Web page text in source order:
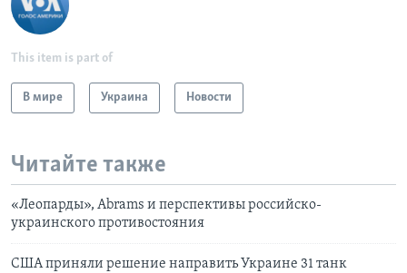
This item is part of
В мире Украина Новости
Читайте также
«Леопарды», Abrams и перспективы российско-
украинского противостояния
США приняли решение направить Украине 31 танк